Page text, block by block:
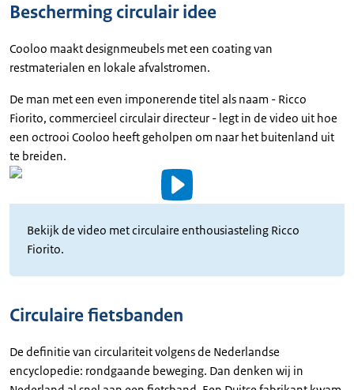
details
Uitgeschreven
Bekijk de video met circulaire enthousiasteling Ricco
Fiorito.
Bescherming circulair idee
Cooloo maakt designmeubels met een coating van
restmaterialen en lokale afvalstromen.
De man met een even imponerende titel als naam - Ricco
Fiorito, commercieel circulair directeur - legt in de video uit hoe
een octrooi Cooloo heeft geholpen om naar het buitenland uit
te breiden.
Circulaire fietsbanden
De definitie van circulariteit volgens de Nederlandse
encyclopedie: rondgaande beweging. Dan denken wij in